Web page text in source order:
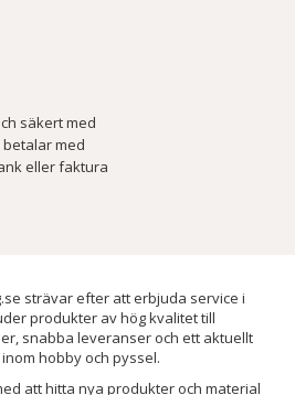
säkert med
med
eller faktura
strävar efter att erbjuda service i
produkter av hög kvalitet till
snabba leveranser och ett aktuellt
hobby och pyssel.
att hitta nya produkter och material